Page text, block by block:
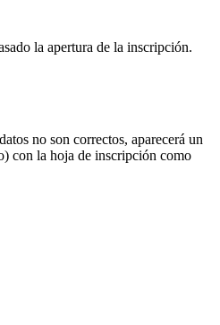
la apertura de la inscripción.
no son correctos, aparecerá un
con la hoja de inscripción como